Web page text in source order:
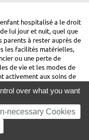
hospitalisé a le droit
lui jour et nuit, quel que
parents à rester auprès de
les facilités matérielles,
ou une perte de
de vie et les modes de
activement aux soins de
qui souhaitent rester la
:
de parents, foyer
over what you want
necessary Cookies